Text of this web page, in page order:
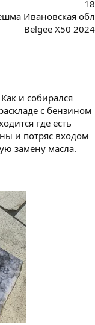
18
Ивановская обл
Belgee X50 2024
и собирался
с бензином
где есть
и потряс входом
замену масла.